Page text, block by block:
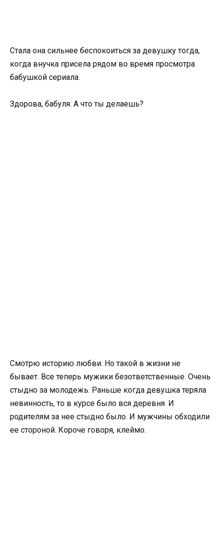
Стала она сильнее беспокоиться за девушку тогда,
когда внучка присела рядом во время просмотра
бабушкой сериала.
Здорова, бабуля. А что ты делаешь?
Смотрю историю любви. Но такой в жизни не
бывает. Все теперь мужики безответственные. Очень
стыдно за молодежь. Раньше когда девушка теряла
невинность, то в курсе было вся деревня. И
родителям за нее стыдно было. И мужчины обходили
ее стороной. Короче говоря, клеймо.